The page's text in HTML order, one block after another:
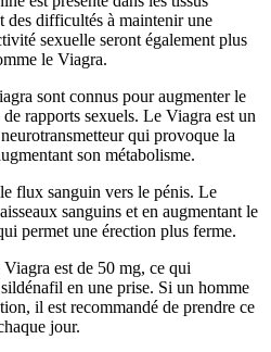
des difficultés à maintenir une
sexuelle seront également plus
le Viagra.
sont connus pour augmenter le
rapports sexuels. Le Viagra est un
qui provoque la
son métabolisme.
flux sanguin vers le pénis. Le
sanguins et en augmentant le
permet une érection plus ferme.
est de 50 mg, ce qui
en une prise. Si un homme
il est recommandé de prendre ce
jour.